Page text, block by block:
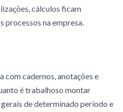
cálculos ficam
processos na empresa.
com cadernos, anotações e
é trabalhoso montar
de determinado período e